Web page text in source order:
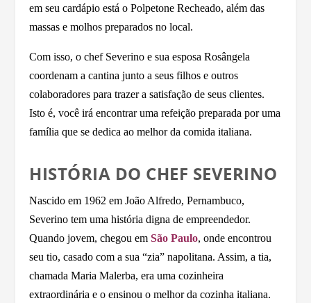
em seu cardápio está o Polpetone Recheado, além das
massas e molhos preparados no local.
Com isso, o chef Severino e sua esposa Rosângela
coordenam a cantina junto a seus filhos e outros
colaboradores para trazer a satisfação de seus clientes.
Isto é, você irá encontrar uma refeição preparada por uma
família que se dedica ao melhor da comida italiana.
HISTÓRIA DO CHEF SEVERINO
Nascido em 1962 em João Alfredo, Pernambuco,
Severino tem uma história digna de empreendedor.
Quando jovem, chegou emSão Paulo, onde encontrou
seu tio, casado com a sua “zia” napolitana. Assim, a tia,
chamada Maria Malerba, era uma cozinheira
extraordinária e o ensinou o melhor da cozinha italiana.